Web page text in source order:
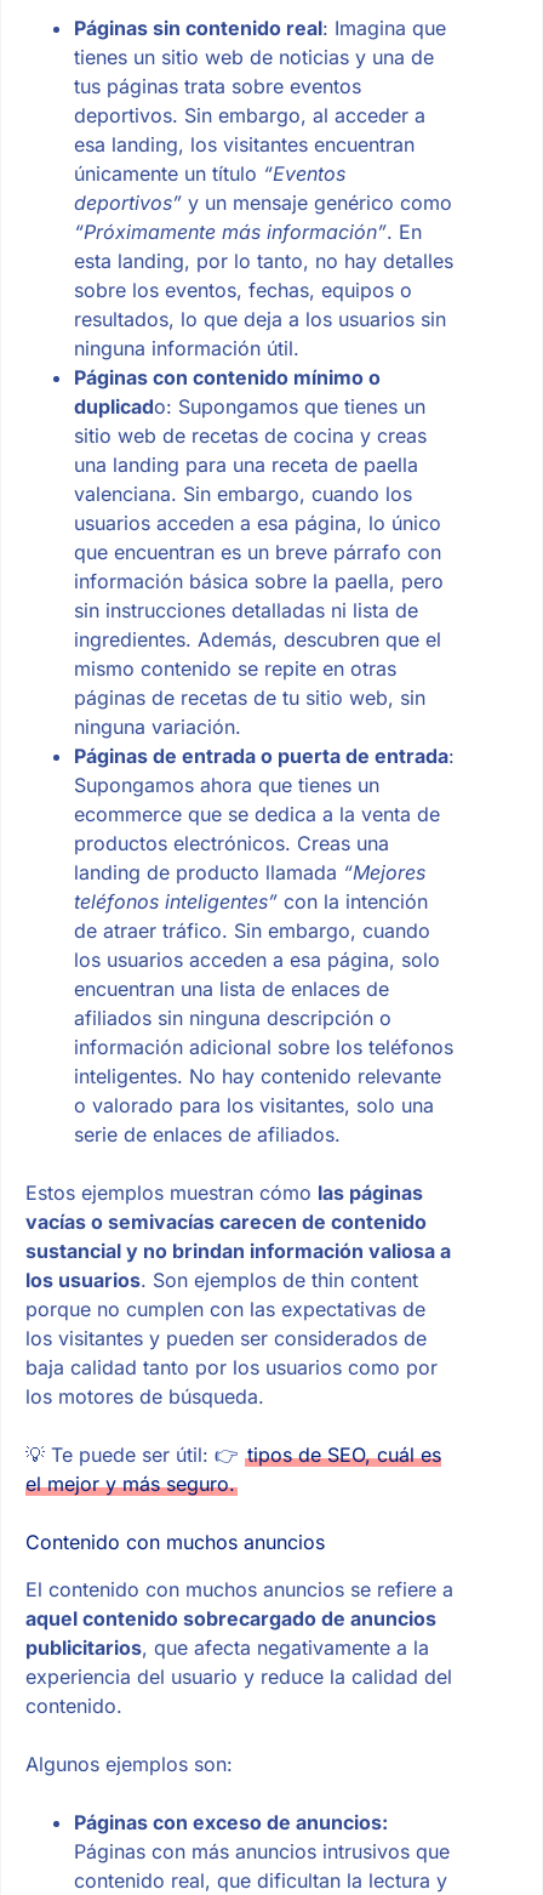
Páginas sin contenido real: Imagina que
tienes un sitio web de noticias y una de
tus páginas trata sobre eventos
deportivos. Sin embargo, al acceder a
esa landing, los visitantes encuentran
únicamente un título “Eventos
deportivos”y un mensaje genérico como
“Próximamente más información”. En
esta landing, por lo tanto, no hay detalles
sobre los eventos, fechas, equipos o
resultados, lo que deja a los usuarios sin
ninguna información útil.
Páginas con contenido mínimo o
duplicado: Supongamos que tienes un
sitio web de recetas de cocina y creas
una landing para una receta de paella
valenciana. Sin embargo, cuando los
usuarios acceden a esa página, lo único
que encuentran es un breve párrafo con
información básica sobre la paella, pero
sin instrucciones detalladas ni lista de
ingredientes. Además, descubren que el
mismo contenido se repite en otras
páginas de recetas de tu sitio web, sin
ninguna variación.
Páginas de entrada o puerta de entrada:
Supongamos ahora que tienes un
ecommerce que se dedica a la venta de
productos electrónicos. Creas una
landing de producto llamada “Mejores
teléfonos inteligentes”con la intención
de atraer tráfico. Sin embargo, cuando
los usuarios acceden a esa página, solo
encuentran una lista de enlaces de
afiliados sin ninguna descripción o
información adicional sobre los teléfonos
inteligentes. No hay contenido relevante
o valorado para los visitantes, solo una
serie de enlaces de afiliados.
Estos ejemplos muestran cómo las páginas
vacías o semivacías carecen de contenido
sustancial y no brindan información valiosa a
los usuarios. Son ejemplos de thin content
porque no cumplen con las expectativas de
los visitantes y pueden ser considerados de
baja calidad tanto por los usuarios como por
los motores de búsqueda.
💡 Te puede ser útil: 👉 tipos de SEO, cuál es
el mejor y más seguro.
Contenido con muchos anuncios
El contenido con muchos anuncios se refiere a
aquel contenido sobrecargado de anuncios
publicitarios, que afecta negativamente a la
experiencia del usuario y reduce la calidad del
contenido.
Algunos ejemplos son:
Páginas con exceso de anuncios:
Páginas con más anuncios intrusivos que
contenido real, que dificultan la lectura y